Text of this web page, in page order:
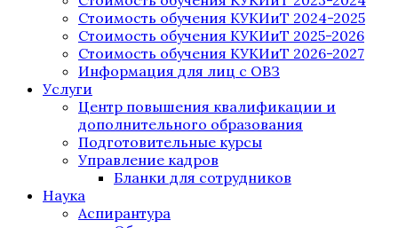
Стоимость обучения КУКИиТ 2024-2025
Стоимость обучения КУКИиТ 2025-2026
Стоимость обучения КУКИиТ 2026-2027
Информация для лиц с ОВЗ
Услуги
Центр повышения квалификации и
дополнительного образования
Подготовительные курсы
Управление кадров
Бланки для сотрудников
Наука
Аспирантура